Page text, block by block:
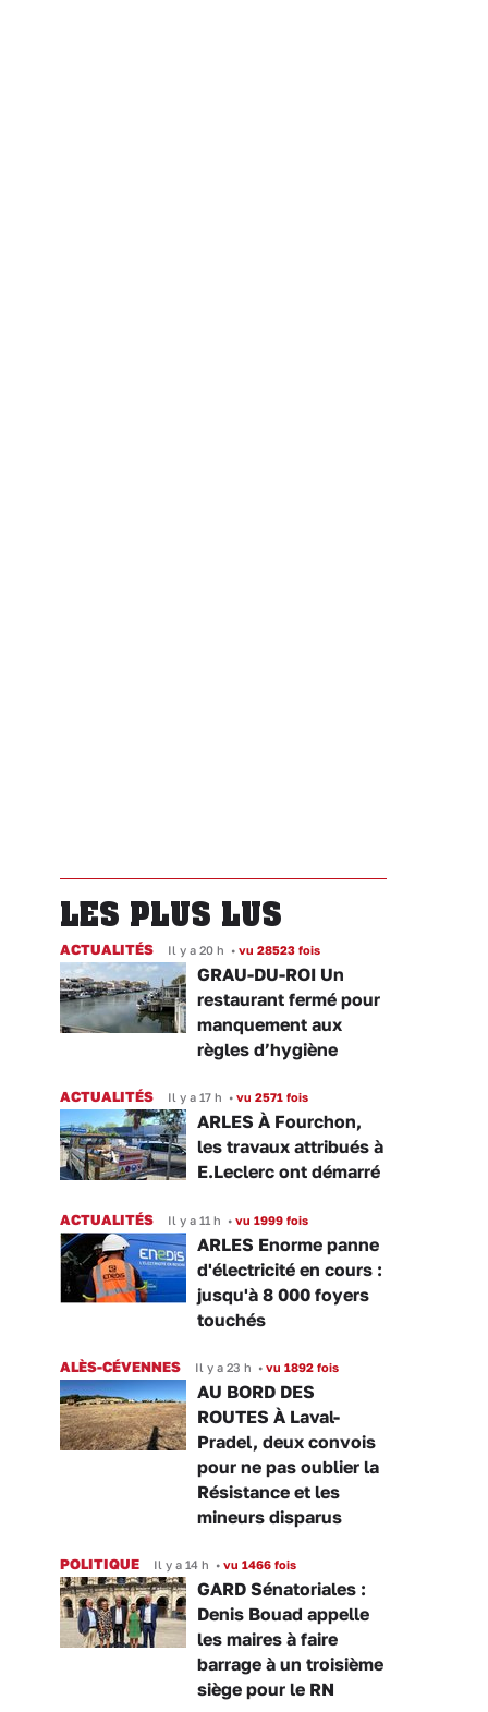
LES PLUS LUS
ACTUALITÉS Il y a 20 h • vu 28523 fois
GRAU-DU-ROI Un
restaurant fermé pour
manquement aux
règles d’hygiène
ACTUALITÉS Il y a 17 h • vu 2571 fois
ARLES À Fourchon,
les travaux attribués à
E.Leclerc ont démarré
ACTUALITÉS Il y a 11 h • vu 1999 fois
ARLES Enorme panne
d'électricité en cours :
jusqu'à 8 000 foyers
touchés
ALÈS-CÉVENNES Il y a 23 h • vu 1892 fois
AU BORD DES
ROUTES À Laval-
Pradel, deux convois
pour ne pas oublier la
Résistance et les
mineurs disparus
POLITIQUE Il y a 14 h • vu 1466 fois
GARD Sénatoriales :
Denis Bouad appelle
les maires à faire
barrage à un troisième
siège pour le RN